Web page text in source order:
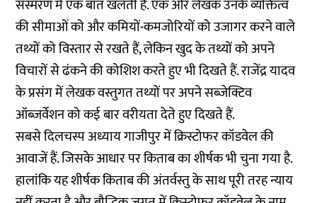
संस्मरण में एक बात खलती है. एक ओर लेखक उनके व्यक्तित्व
की सीमाओं को और कमियों-कमजोरियों को उजागर करने वाले
तथ्यों को विस्तार से रखते हैं, लेकिन खुद के तथ्यों को अपने
विचारों से ढंकने की कोशिश करते हुए भी दिखते हैं. राजेंद्र यादव
के प्रसंग में लेखक वस्तुगत तथ्यों पर अपने सब्जेक्टिव
ऑब्जर्वेशन को कई बार वरीयता देते हुए दिखते हैं.
सबसे दिलचस्प अध्याय गाजीपुर में क्रिस्टोफर कॉडवेल की
आवाजें हैं. जिसके आधार पर किताब का शीर्षक भी चुना गया है.
हालांकि यह शीर्षक किताब की अंतर्वस्तु के साथ पूरी तरह न्याय